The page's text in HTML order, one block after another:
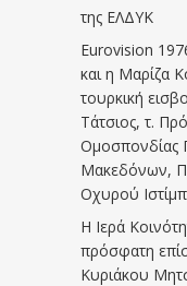
της ΕΛΔΥΚ
Eurovision
και η Μαρίζα
τουρκική
Τάτσιος, τ.
Ομοσπονδίας
Μακεδόνων,
Οχυρού
Η Ιερά
πρόσφατη
Κυριάκου